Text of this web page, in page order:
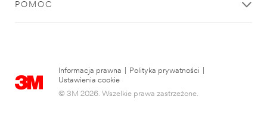
POMOC
Informacja prawna Polityka prywatności
Ustawienia cookie
© 3M 2026. Wszelkie prawa zastrzeżone.